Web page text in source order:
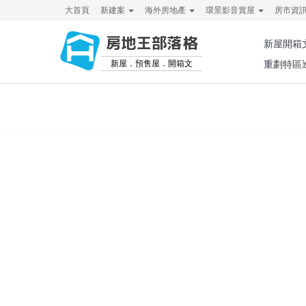
大首頁 新建案 海外房地產 環景影音賞屋 房市資
房地王部落格
新屋．預售屋．開箱文
新屋開箱
重劃特區